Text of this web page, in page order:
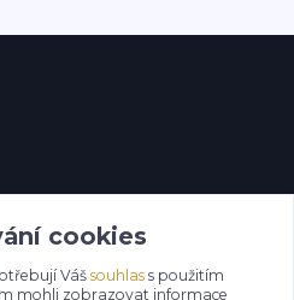
cookies
Váš souhlass použitím
mohli zobrazovat informace